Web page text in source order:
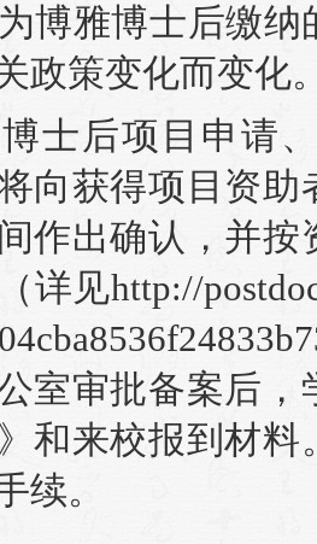
博雅博士后缴
政策变化而变化
士后项目申请
向获得项目资
作出确认，并
详见http://
室审批备案后
和来校报到材
续。